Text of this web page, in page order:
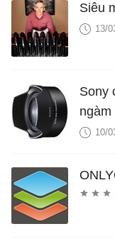
Siêu
13/
Sony
ngàm
10/